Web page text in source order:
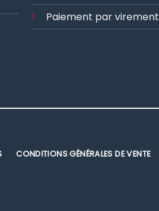
Paiement par virement
CONDITIONS GÉNÉRALES DE VENTE